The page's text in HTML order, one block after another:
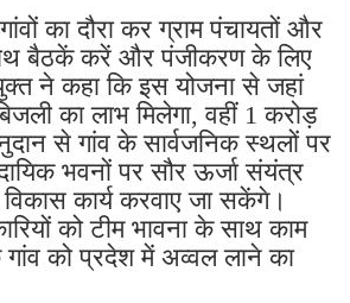
का दौरा कर ग्राम पंचायतों और
बैठकें करें और पंजीकरण के लिए
ने कहा कि इस योजना से जहां
का लाभ मिलेगा, वहीं 1 करोड़
से गांव के सार्वजनिक स्थलों पर
भवनों पर सौर ऊर्जा संयंत्र
कार्य करवाए जा सकेंगे।
को टीम भावना के साथ काम
को प्रदेश में अव्वल लाने का